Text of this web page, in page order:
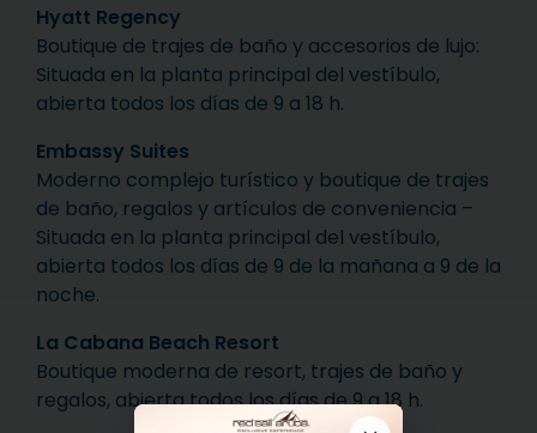
Hyatt Regency
Boutique de trajes de baño y accesorios de lujo:
Situada en la planta principal del vestíbulo,
abierta todos los días de 9 a 18 h.
Embassy Suites
Moderno complejo turístico y boutique de trajes
de baño, regalos y artículos de conveniencia –
Situada en la planta principal del vestíbulo,
abierta todos los días de 9 de la mañana a 9 de la
noche.
La Cabana Beach Resort
Boutique moderna de resort, trajes de baño y
regalos, abierta todos los días de 9 a 18 h.